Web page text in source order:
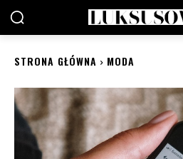
STRONA GŁÓWNA MODA